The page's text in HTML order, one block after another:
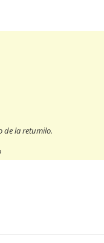
de la retumilo.